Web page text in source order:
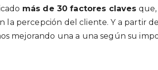
más de 30 factores claves que,
la percepción del cliente. Y a partir
mejorando una a una según su